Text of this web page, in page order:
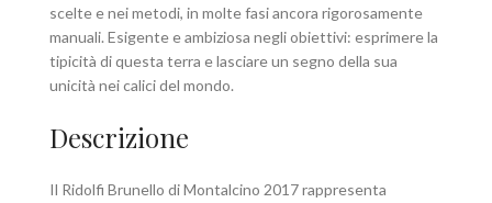
scelte e nei metodi, in molte fasi ancora rigorosamente
manuali. Esigente e ambiziosa negli obiettivi: esprimere la
tipicità di questa terra e lasciare un segno della sua
unicità nei calici del mondo.
Descrizione
Il Ridolfi Brunello di Montalcino 2017 rappresenta